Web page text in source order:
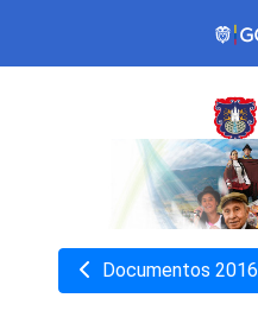
Documentos 2016